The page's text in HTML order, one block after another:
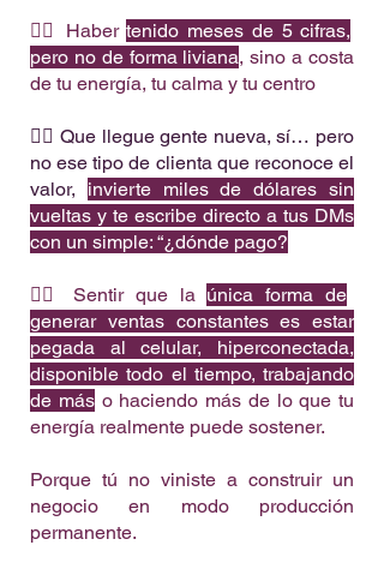
👉🏼 Habertenido meses de 5 cifras,
pero no de forma liviana, sino a costa
de tu energía, tu calma y tu centro
👉🏼 Que llegue gente nueva, sí… pero
no ese tipo de clienta que reconoce el
valor, invierte miles de dólares sin
vueltas y te escribe directo a tus DMs
con un simple: “¿dónde pago?
👉🏼 Sentir que la única forma de
generar ventas constantes es estar
pegada al celular, hiperconectada,
disponible todo el tiempo, trabajando
de máso haciendo más de lo que tu
energía realmente puede sostener.
Porque tú no viniste a construir un
negocio en modo producción
permanente.